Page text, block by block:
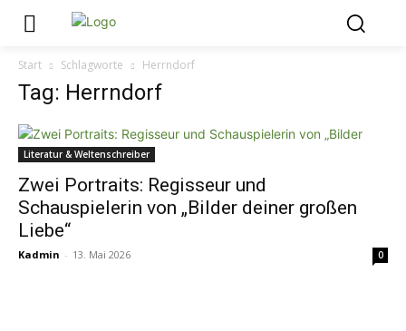
Start Schlagworte Herrndorf
Tag: Herrndorf
Literatur & Weltenschreiber
Zwei Portraits: Regisseur und
Schauspielerin von „Bilder deiner großen
Liebe“
Kadmin - 13. Mai 2026 0